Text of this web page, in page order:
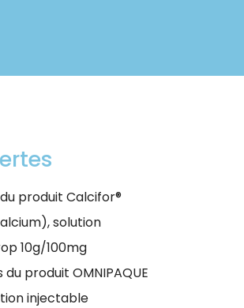
produit Calcifor®
solution
10g/100mg
produit OMNIPAQUE
injectable